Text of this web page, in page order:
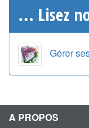
... Lisez
Gérer
A PROPOS